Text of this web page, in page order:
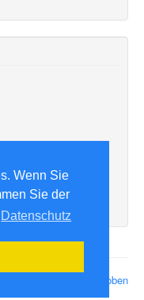
Wenn Sie
Sie der
Datenschutz
Nach oben